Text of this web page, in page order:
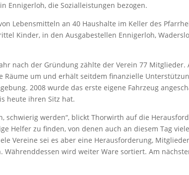
Ennigerloh, die Sozialleistungen bezogen.
Lebensmitteln an 40 Haushalte im Keller des
Kinder, in den Ausgabestellen Ennigerloh,
nach der Gründung zählte der Verein 77
um und erhält seitdem finanzielle
2008 wurde das erste eigene Fahrzeug
heute ihren Sitz hat.
schwierig werden“, blickt Thorwirth auf die
Helfer zu finden, von denen auch an diesem Tag
Vereine sei es aber eine Herausforderung,
wird weiter Ware sortiert. Am